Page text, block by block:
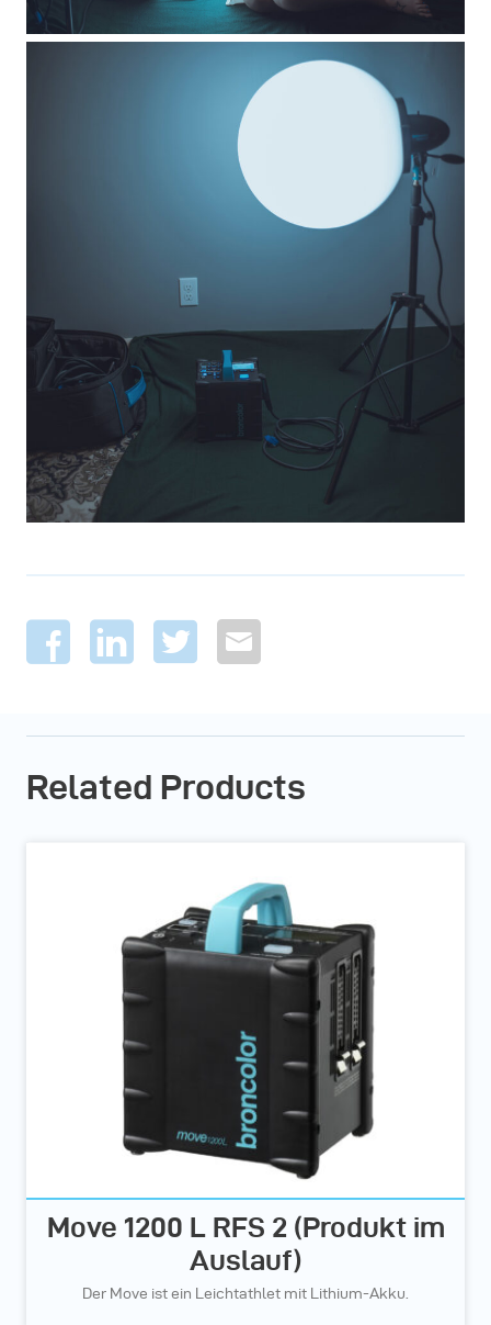
Related Products
Move 1200 L RFS 2 (Produkt im
Auslauf)
Der Move ist ein Leichtathlet mit Lithium-Akku.